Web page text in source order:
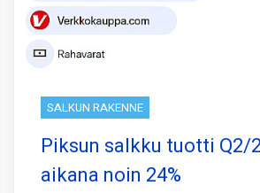
SALKUN RAKENNE
Piksun salkku tuotti Q2/
aikana noin 24%